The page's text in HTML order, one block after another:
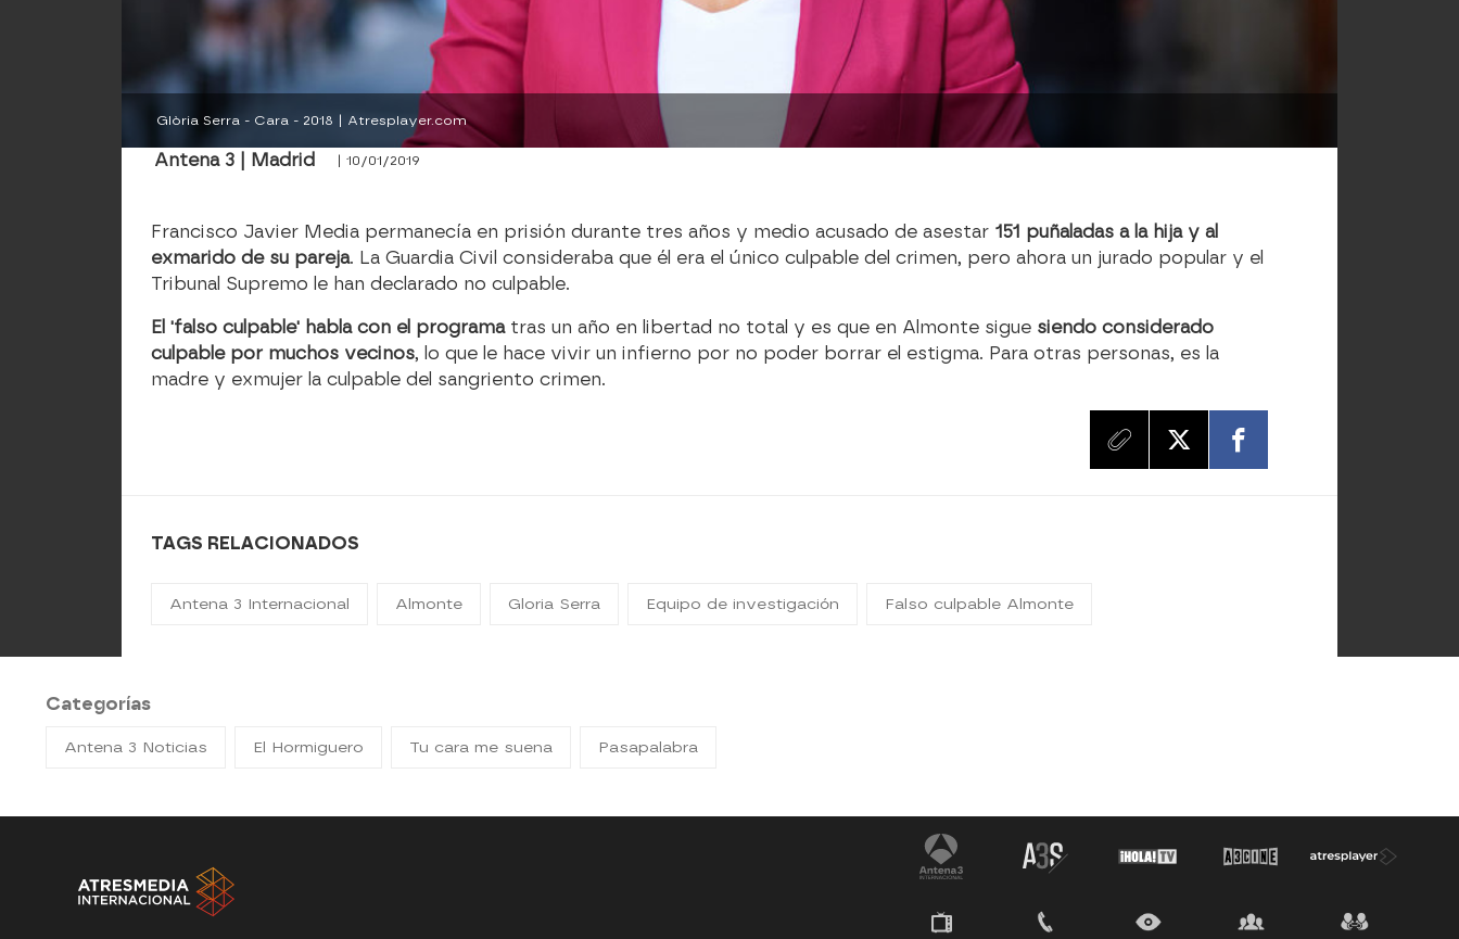
Glòria Serra - Cara - 2018 | Atresplayer.com
Antena 3 | Madrid | 10/01/2019
Francisco Javier Media permanecía en prisión durante tres años y medio acusado de asestar 151 puñaladas a la hija y al
exmarido de su pareja. La Guardia Civil consideraba que él era el único culpable del crimen, pero ahora un jurado popular y el
Tribunal Supremo le han declarado no culpable.
El 'falso culpable' habla con el programatras un año en libertad no total y es que en Almonte sigue siendo considerado
culpable por muchos vecinos, lo que le hace vivir un infierno por no poder borrar el estigma. Para otras personas, es la
madre y exmujer la culpable del sangriento crimen.
TAGS RELACIONADOS
Antena 3 Internacional Almonte Gloria Serra Equipo de investigación Falso culpable Almonte
Categorías
Antena 3 Noticias El Hormiguero Tu cara me suena Pasapalabra